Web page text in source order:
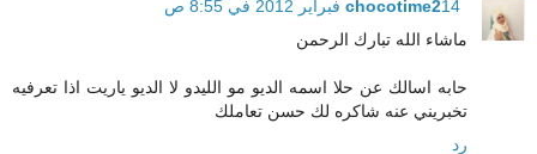
chocotime214 فبراير 2012 في 8:55 ص
ماشاء الله تبارك الرحمن
حابه اسالك عن حلا اسمه الديو مو الليدو لا الديو ياريت اذا تعرفيه
تخبريني عنه شاكره لك حسن تعاملك
رد